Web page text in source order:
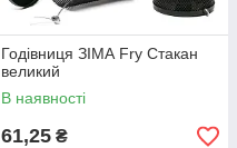
Годівниця ЗІМА Fry Стакан
великий
В наявності
61,25 ₴